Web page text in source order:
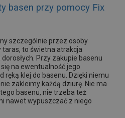
basen przy pomocy Fix
szczególnie przez osoby
taras, to świetna atrakcja
Przy zakupie basenu
na ewentualność jego
ręką klej do basenu. Dzięki niemu
zakleimy każdą dziurę. Nie ma
basenu, nie trzeba też
nawet wypuszczać z niego